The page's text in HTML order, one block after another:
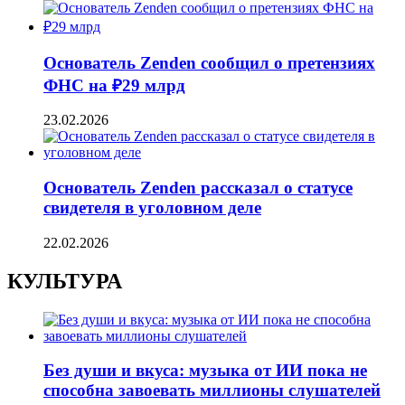
Основатель Zenden сообщил о претензиях
ФНС на ₽29 млрд
23.02.2026
Основатель Zenden рассказал о статусе
свидетеля в уголовном деле
22.02.2026
КУЛЬТУРА
Без души и вкуса: музыка от ИИ пока не
способна завоевать миллионы слушателей